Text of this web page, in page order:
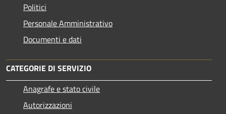
Politici
Personale Amministrativo
Documenti e dati
CATEGORIE DI SERVIZIO
Anagrafe e stato civile
Autorizzazioni